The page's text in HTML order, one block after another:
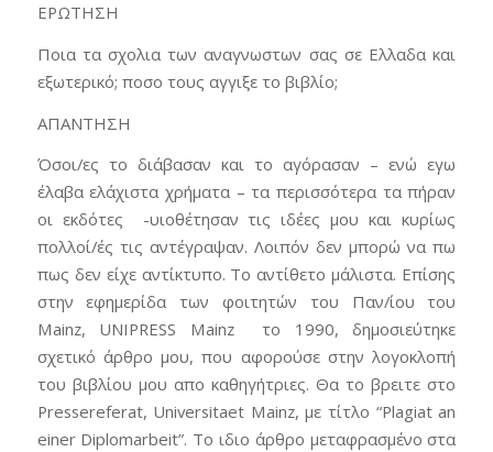
ΕΡΩΤΗΣΗ
Ποια τα σχολια των αναγνωστων σας σε Ελλαδα και
εξωτερικό; ποσο τους αγγιξε το βιβλίο;
ΑΠΑΝΤΗΣΗ
Όσοι/ες το διάβασαν και το αγόρασαν – ενώ εγω
έλαβα ελάχιστα χρήματα – τα περισσότερα τα πήραν
οι εκδότες -υιοθέτησαν τις ιδέες μου και κυρίως
πολλοί/ές τις αντέγραψαν. Λοιπόν δεν μπορώ να πω
πως δεν είχε αντίκτυπο. Το αντίθετο μάλιστα. Επίσης
στην εφημερίδα των φοιτητών του Παν/ίου του
Mainz, UNIPRESS Mainz το 1990, δημοσιεύτηκε
σχετικό άρθρο μου, που αφορούσε στην λογοκλοπή
του βιβλίου μου απο καθηγήτριες. Θα το βρειτε στο
Pressereferat, Universitaet Mainz, με τίτλο “Plagiat an
einer Diplomarbeit”. To ιδιο άρθρο μεταφρασμένο στα